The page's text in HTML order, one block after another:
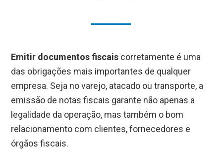
Emitir documentos fiscais corretamente é uma
das obrigações mais importantes de qualquer
empresa. Seja no varejo, atacado ou transporte, a
emissão de notas fiscais garante não apenas a
legalidade da operação, mas também o bom
relacionamento com clientes, fornecedores e
órgãos fiscais.